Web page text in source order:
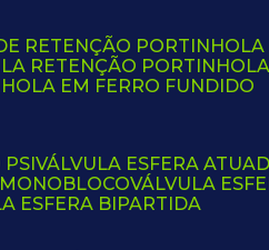
RETENÇÃO PORTINHOLA
RETENÇÃO PORTINHOLA
EM FERRO FUNDIDO
PSI VÁLVULA ESFERA
MONOBLOCO VÁLVULA
ESFERA BIPARTIDA